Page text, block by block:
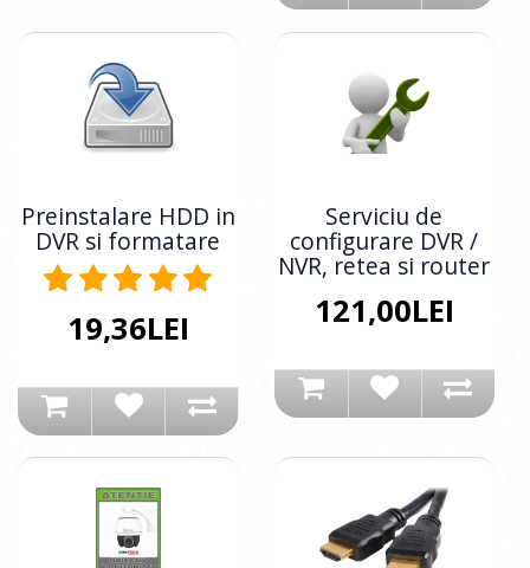
Preinstalare HDD in
DVR si formatare
19,36LEI
Serviciu de
configurare DVR /
NVR, retea si router
121,00LEI